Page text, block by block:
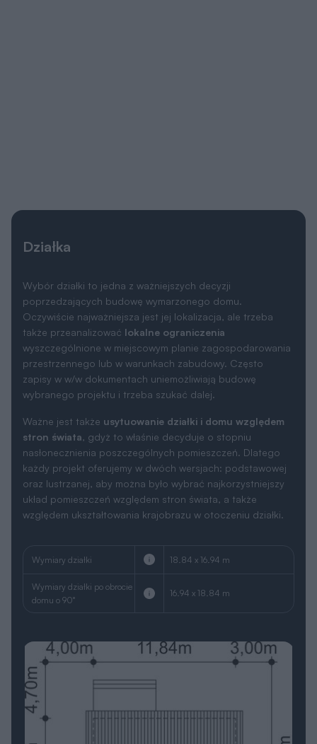
Działka
Wybór działki to jedna z ważniejszych decyzji
poprzedzających budowę wymarzonego domu.
Oczywiście najważniejsza jest jej lokalizacja, ale trzeba
także przeanalizować lokalne ograniczenia
wyszczególnione w miejscowym planie zagospodarowania
przestrzennego lub w warunkach zabudowy. Często
zapisy w w/w dokumentach uniemożliwiają budowę
wybranego projektu i trzeba szukać dalej.
Ważne jest także usytuowanie działki i domu względem
stron świata, gdyż to właśnie decyduje o stopniu
nasłonecznienia poszczególnych pomieszczeń. Dlatego
każdy projekt oferujemy w dwóch wersjach: podstawowej
oraz lustrzanej, aby można było wybrać najkorzystniejszy
układ pomieszczeń względem stron świata, a także
względem ukształtowania krajobrazu w otoczeniu działki.
Wymiary działki 18.84 x 16.94 m
Wymiary działki po obrocie
domu o 90°
16.94 x 18.84 m